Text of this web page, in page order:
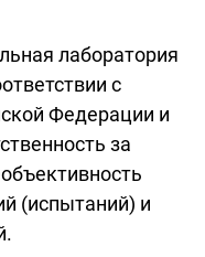
лаборатория
с
Федерации и
за
(испытаний) и